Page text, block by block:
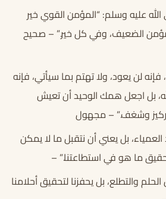
عليه وسلم: “المؤمن القوي خير
الضعيف، وفي كل خير.” – صحيح
لن يعود، ولا تهتم بما سيأتي، فإنه
بل اجعل همك الوحيد أن تعيش
تركيز وشغف.” – مجهول
العمياء، بل يعني أن نتقبل ما لا يمكن
ما هو في استطاعتنا.” –
والتطلع، بل يحفزنا لتحقيق أحلامنا